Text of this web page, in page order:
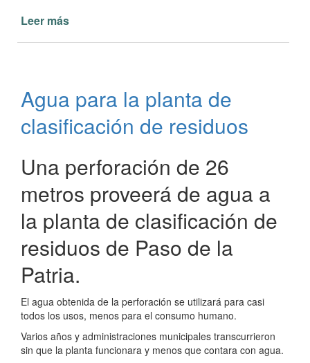
Leer más
Agua para la planta de
clasificación de residuos
Una perforación de 26
metros proveerá de agua a
la planta de clasificación de
residuos de Paso de la
Patria.
El agua obtenida de la perforación se utilizará para casi
todos los usos, menos para el consumo humano.
Varios años y administraciones municipales transcurrieron
sin que la planta funcionara y menos que contara con agua.